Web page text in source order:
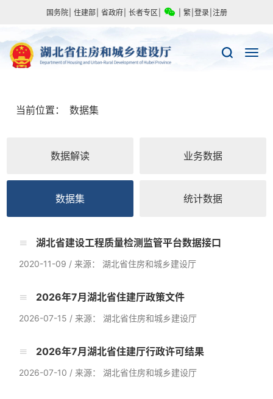
国务院 住建部 省政府 长者专区 繁 登录 注册
当前位置： 数据集
数据解读 业务数据
数据集 统计数据
湖北省建设工程质量检测监管平台数据接口
2020-11-09 / 来源： 湖北省住房和城乡建设厅
2026年7月湖北省住建厅政策文件
2026-07-15 / 来源： 湖北省住房和城乡建设厅
2026年7月湖北省住建厅行政许可结果
2026-07-10 / 来源： 湖北省住房和城乡建设厅